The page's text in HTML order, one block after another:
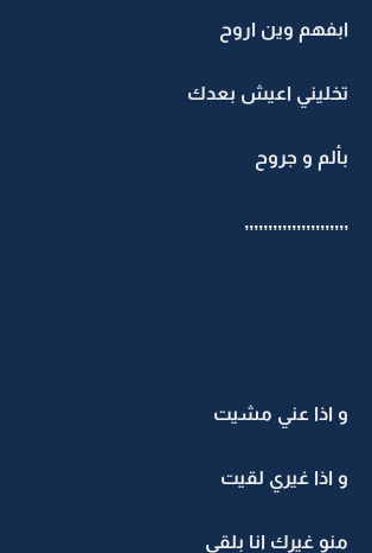
ابفهم وين اروح
تخليني اعيش بعدك
بألم و جروح
,,,,,,,,,,,,,,,,,,,,,,
و اذا عني مشيت
و اذا غيري لقيت
منو غيرك انا بلقى